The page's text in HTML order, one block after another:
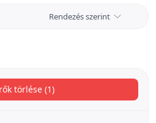
törlése (1)
Rendezés szerint